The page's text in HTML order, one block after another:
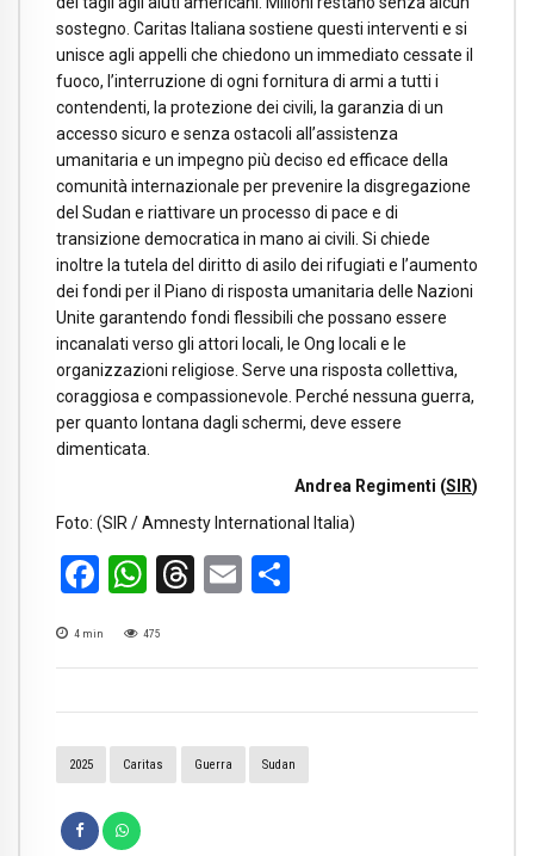
sostegno. Caritas Italiana sostiene questi interventi e si
unisce agli appelli che chiedono un immediato cessate il
fuoco, l’interruzione di ogni fornitura di armi a tutti i
contendenti, la protezione dei civili, la garanzia di un
accesso sicuro e senza ostacoli all’assistenza
umanitaria e un impegno più deciso ed efficace della
comunità internazionale per prevenire la disgregazione
del Sudan e riattivare un processo di pace e di
transizione democratica in mano ai civili. Si chiede
inoltre la tutela del diritto di asilo dei rifugiati e l’aumento
dei fondi per il Piano di risposta umanitaria delle Nazioni
Unite garantendo fondi flessibili che possano essere
incanalati verso gli attori locali, le Ong locali e le
organizzazioni religiose. Serve una risposta collettiva,
coraggiosa e compassionevole. Perché nessuna guerra,
per quanto lontana dagli schermi, deve essere
dimenticata.
Andrea Regimenti (SIR)
Foto: (SIR / Amnesty International Italia)
Facebook
WhatsApp
Threads
Email
4 min 475
2025 Caritas Guerra Sudan